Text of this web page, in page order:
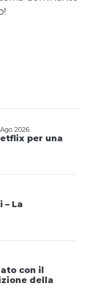
2026
per una
– La
con il
della